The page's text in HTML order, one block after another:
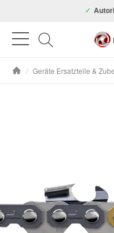
/ Geräte Ersatzteile &